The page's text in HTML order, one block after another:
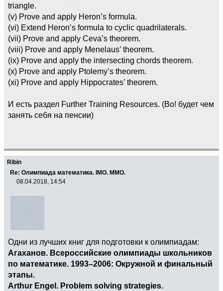
triangle.
(v) Prove and apply Heron’s formula.
(vi) Extend Heron’s formula to cyclic quadrilaterals.
(vii) Prove and apply Ceva’s theorem.
(viii) Prove and apply Menelaus’ theorem.
(ix) Prove and apply the intersecting chords theorem.
(x) Prove and apply Ptolemy’s theorem.
(xi) Prove and apply Hippocrates’ theorem.
И есть раздел Further Training Resources. (Во! будет чем
занять себя на пенсии)
Ribin
Re: Олимпиада математика. IMO. ММО.
08.04.2018, 14:54
Одни из лучших книг для подготовки к олимпиадам:
Агаханов. Всероссийские олимпиады школьников
по математике. 1993–2006: Окружной и финальный
этапы.
Arthur Engel. Problem solving strategies.